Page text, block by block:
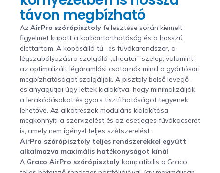
távon megbízható
Az AirPro szórópisztoly fejlesztése során kiemelt
figyelmet kapott a karbantarthatóság és a hosszú
élettartam. A kopásálló tű- és fúvókarendszer, a
légszabályozásra szolgáló „cheater” szelep, valamint
az optimalizált légáramlási csatornák mind a gyártósori
megbízhatóságot szolgálják. A pisztoly belső levegő-
és anyagútjai úgy lettek kialakítva, hogy minimalizálják
a lerakódásokat és gyors tisztíthatóságot tegyenek
lehetővé. Az alkatrészek moduláris kialakítása
megkönnyíti a szervizelést és az esetleges fúvókacserét
is, amely nem igényel teljes szétszerelést.
AirPro szórópisztoly teljes rendszerekkel együtt
alkalmazva maximális hatékonyságot kínál
A Graco AirPro szórópisztoly kompatibilis a Graco